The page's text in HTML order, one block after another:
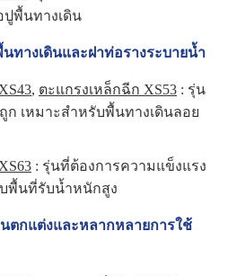
ปูพื้นทางเดิน
ทางเดินและฝาท่อรางระบายน้ำ
, ตะแกรงเหล็กฉีก XS53 : รุ่น
ก เหมาะสำหรับพื้นทางเดินลอย
: รุ่นที่ต้องการความแข็งแรง
พื้นที่รับน้ำหนักสูง
ตกแต่งและหลากหลายการใช้